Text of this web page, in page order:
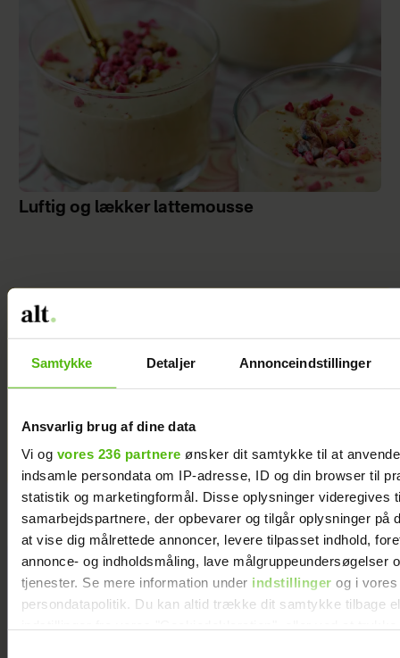
Samtykke Detaljer Annonceindstillinger
Ansvarlig brug af dine data
Vi og vores 236 partnere ønsker dit samtykke til at
indsamle persondata om IP-adresse, ID og din browser til
statistik og marketingformål. Disse oplysninger videregives
samarbejdspartnere, der opbevarer og tilgår oplysninger på
at vise dig målrettede annoncer, levere tilpasset indhold,
annonce- og indholdsmåling, lave målgruppeundersøgelser
tjenester. Se mere information under indstillinger og i vores
persondatapolitik. Du kan altid trække dit samtykke tilbage
Luftig og lækker lattemousse
blive skilt fra
min mand - da